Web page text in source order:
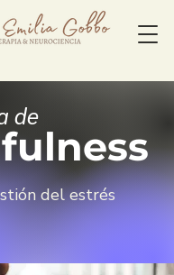
de
del estrés